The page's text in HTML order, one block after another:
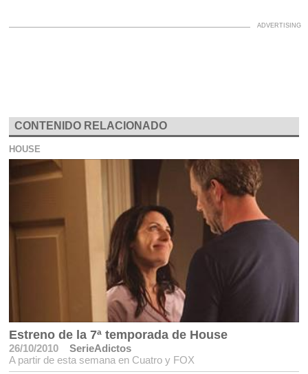
CONTENIDO RELACIONADO
HOUSE
Estreno de la 7ª temporada de House
26/10/2010
SerieAdictos
A partir de esta semana en Cuatro y FOX